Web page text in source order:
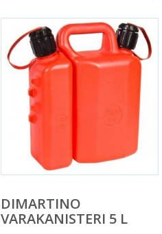
DIMARTINO
VARAKANISTERI 5 L